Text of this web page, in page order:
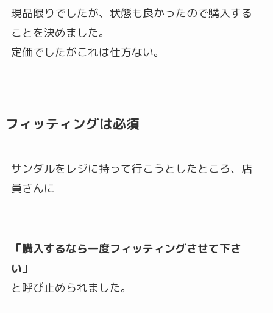
現品限りでしたが、状態も良かったので購入する
ことを決めました。
定価でしたがこれは仕方ない。
フィッティングは必須
サンダルをレジに持って行こうとしたところ、店
員さんに
「購入するなら一度フィッティングさせて下さ
い」
と呼び止められました。